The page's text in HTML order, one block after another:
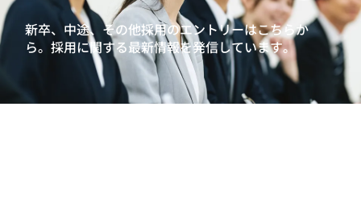
新卒、中途、その他採用のエントリーはこちらか
ら。採用に関する最新情報を発信しています。